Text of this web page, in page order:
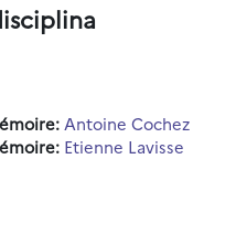
Antoine Cochez
Etienne Lavisse